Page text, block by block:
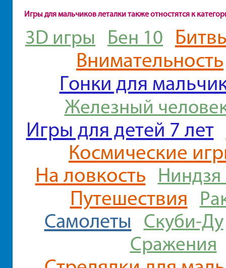
Игры для мальчиков леталки также отностятся к
3D игры Бен 10
Внимательность
Гонки для
Железный
Игры для детей 7 лет
Космические
На ловкость Ниндзя
Путешествия
Самолеты Скуби-Ду
Сражения